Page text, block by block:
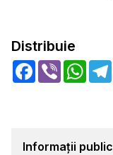
Distribuie
Facebook
Viber
Informații